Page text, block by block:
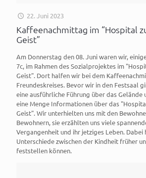
22. Juni 2023
Kaffeenachmittag im “Hospital
Geist”
Am Donnerstag den 08. Juni waren wir,
7c, im Rahmen des Sozialprojektes im
Geist". Dort halfen wir bei dem
Freundeskreises. Bevor wir in den Festsaal
eine ausführliche Führung über das Gelände
eine Menge Informationen über das
Geist". Wir unterhielten uns mit den
Bewohnern, sie erzählten uns viele
Vergangenheit und ihr jetziges Leben. Dabei
Unterschiede zwischen der Kindheit früher
feststellen können.